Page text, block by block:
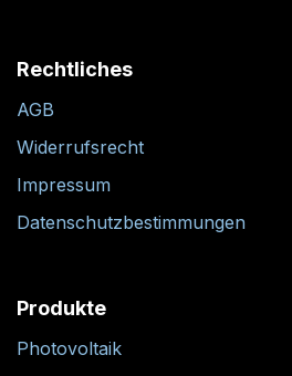
Rechtliches
AGB
Widerrufsrecht
Impressum
Datenschutzbestimmungen
Produkte
Photovoltaik